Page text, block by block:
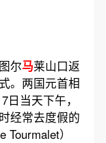
尔马莱山口返
。两国元首相
当天下午，
经常去度假的
Tourmalet）